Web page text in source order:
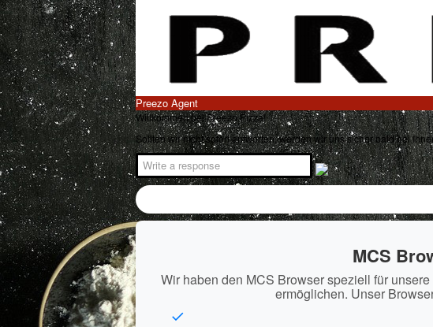
Preezo Agent
Willkommen bei Preezo Pizza!
Sollten wir nicht sofort antworten, werden wir uns sicher bald bei
MCS
Wir haben den MCS Browser speziell für
ermöglichen. Unser